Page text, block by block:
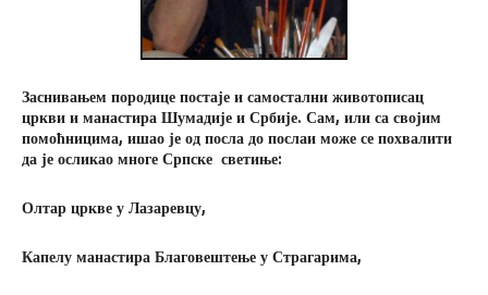
Заснивањем породице постаје и самостални животописац
цркви и манастира Шумадије и Србије. Сам, или са својим
помоћницима, ишао је од посла до послаи може се похвалити
да је осликао многе Српске светиње:
Олтар цркве у Лазаревцу,
Капелу манастира Благовештење у Страгарима,